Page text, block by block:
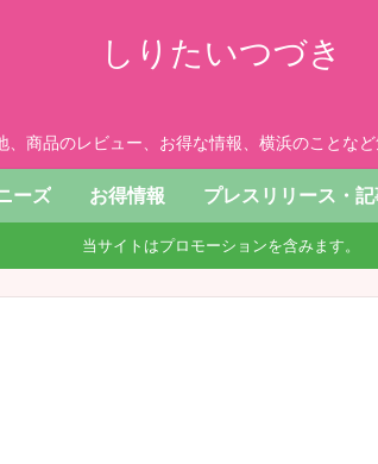
しりたいつづき
、商品のレビュー、お得な情報、横浜のことな
ーズ お得情報 プレスリリース・
当サイトはプロモーションを含みます。